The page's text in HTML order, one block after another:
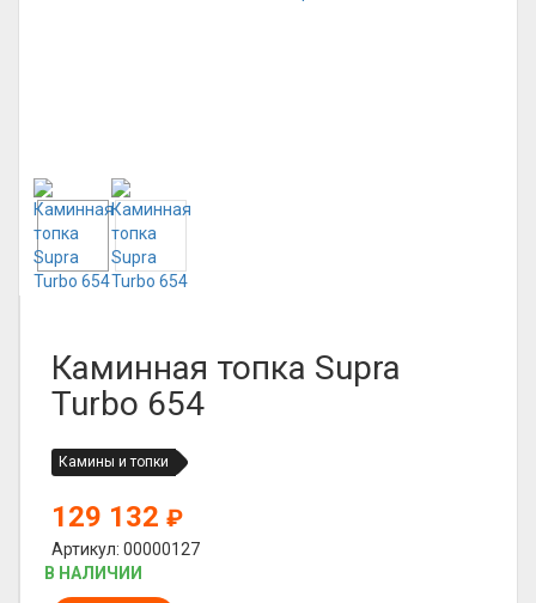
Каминная топка Supra
Turbo 654
Камины и топки
129 132 ₽
Артикул: 00000127
В НАЛИЧИИ